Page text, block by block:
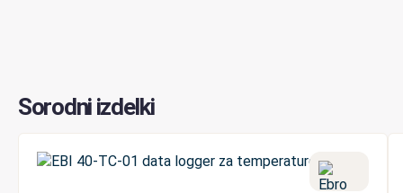
Sorodni izdelki